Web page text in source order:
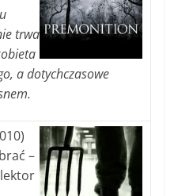
trwa
a dotychczasowe
–